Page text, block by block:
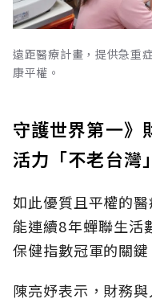
遠距醫療計畫，提供急重
康平權。
守護世界第一》
活力「不老台灣」
如此優質且平權的
能連續8年蟬聯生
保健指數冠軍的關鍵
陳亮妤表示，財務